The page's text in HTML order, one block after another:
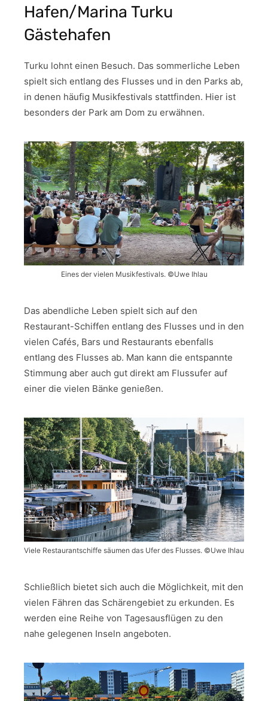
Hafen/Marina Turku
Gästehafen
Turku lohnt einen Besuch. Das sommerliche Leben
spielt sich entlang des Flusses und in den Parks ab,
in denen häufig Musikfestivals stattfinden. Hier ist
besonders der Park am Dom zu erwähnen.
Eines der vielen Musikfestivals. ©Uwe Ihlau
Das abendliche Leben spielt sich auf den
Restaurant-Schiffen entlang des Flusses und in den
vielen Cafés, Bars und Restaurants ebenfalls
entlang des Flusses ab. Man kann die entspannte
Stimmung aber auch gut direkt am Flussufer auf
einer die vielen Bänke genießen.
Viele Restaurantschiffe säumen das Ufer des Flusses. ©Uwe Ihlau
Schließlich bietet sich auch die Möglichkeit, mit den
vielen Fähren das Schärengebiet zu erkunden. Es
werden eine Reihe von Tagesausflügen zu den
nahe gelegenen Inseln angeboten.